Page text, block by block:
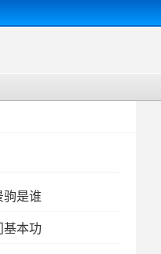
驹是谁
基本功